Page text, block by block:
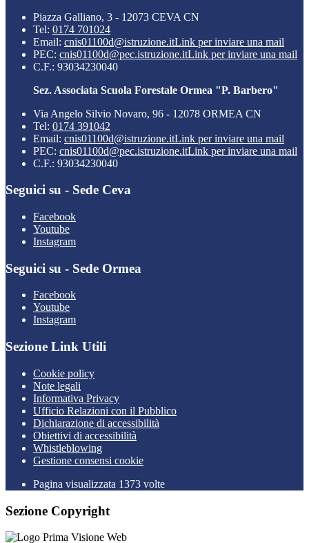
Piazza Galliano, 3 - 12073 CEVA CN
Tel: 0174 701024
Email: cnis01100d@istruzione.itLink per inviare una mail
PEC: cnis01100d@pec.istruzione.itLink per inviare una mail
C.F.: 93034230040
Sez. Associata Scuola Forestale Ormea "P. Barbero"
Via Angelo Silvio Novaro, 96 - 12078 ORMEA CN
Tel: 0174 391042
Email: cnis01100d@istruzione.itLink per inviare una mail
PEC: cnis01100d@pec.istruzione.itLink per inviare una mail
C.F.: 93034230040
Seguici su - Sede Ceva
Facebook
Youtube
Instagram
Seguici su - Sede Ormea
Facebook
Youtube
Instagram
Sezione Link Utili
Cookie policy
Note legali
Informativa Privacy
Ufficio Relazioni con il Pubblico
Dichiarazione di accessibilità
Obiettivi di accessibilità
Whistleblowing
Gestione consensi cookie
Pagina visualizzata 1373 volte
Sezione Copyright